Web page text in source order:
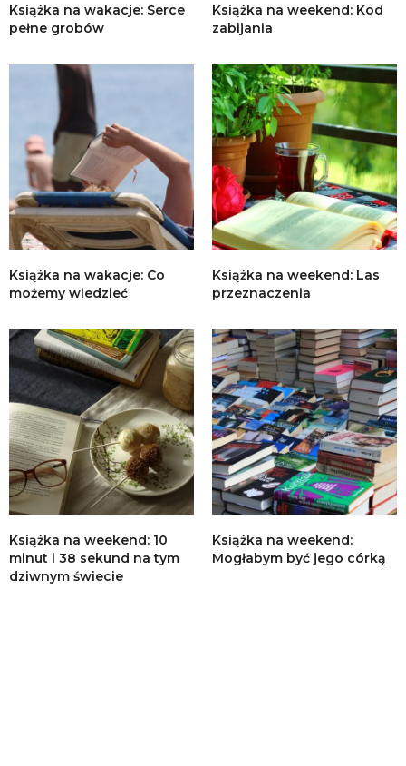
Książka na wakacje: Serce
pełne grobów
Książka na weekend: Kod
zabijania
Książka na wakacje: Co
możemy wiedzieć
Książka na weekend: Las
przeznaczenia
Książka na weekend: 10
minut i 38 sekund na tym
dziwnym świecie
Książka na weekend:
Mogłabym być jego córką